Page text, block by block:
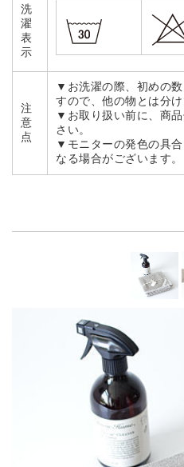
洗
濯
表
示
注
意
点
▼お洗濯の際、初めの
すので、他の物とは分け
▼お取り扱い前に、商
さい。
▼モニターの発色の具
なる場合がございます。